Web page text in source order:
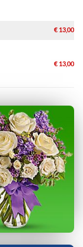
€ 13,00
€ 13,00